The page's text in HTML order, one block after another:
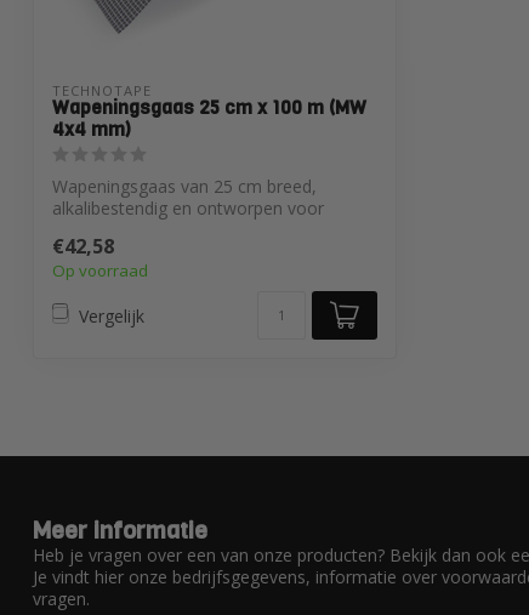
TECHNOTAPE
Wapeningsgaas 25 cm x 100 m (MW
4x4 mm)
Wapeningsgaas van 25 cm breed,
alkalibestendig en ontworpen voor
€42,58
Op voorraad
Vergelijk
Meer informatie
Heb je vragen over een van onze producten? Bekijk dan ook
Je vindt hier onze bedrijfsgegevens, informatie over
vragen.